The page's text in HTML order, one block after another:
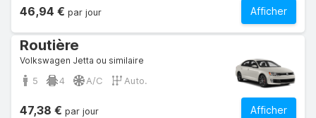
Afficher
46,94 € par jour
Routière
Volkswagen Jetta ou similaire
5 4 A/C Auto.
Afficher
47,38 € par jour